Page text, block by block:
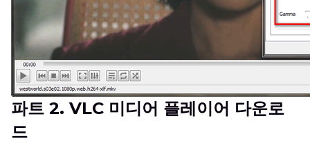
파트 2. VLC 미디어 플레이어 다운로
드